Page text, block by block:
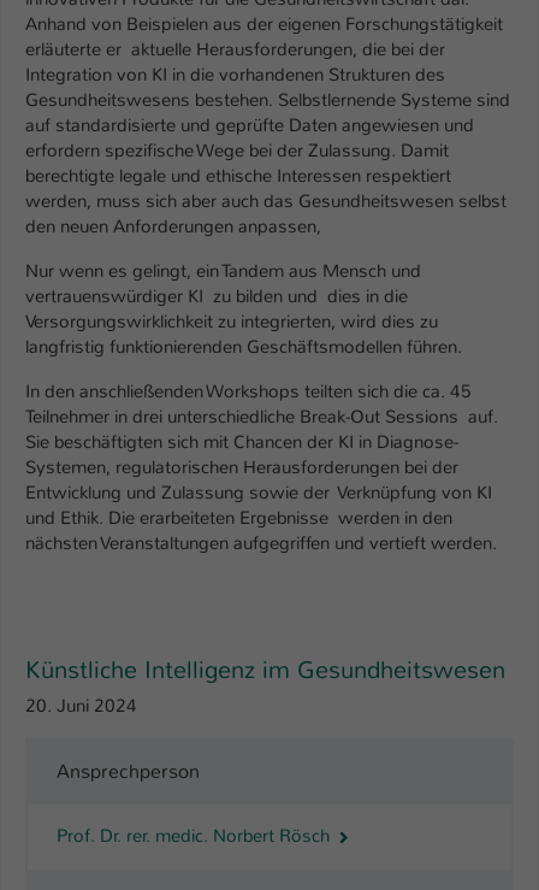
Anhand von Beispielen aus der eigenen Forschungstätigkeit
erläuterte er aktuelle Herausforderungen, die bei der
Integration von KI in die vorhandenen Strukturen des
Gesundheitswesens bestehen. Selbstlernende Systeme sind
auf standardisierte und geprüfte Daten angewiesen und
erfordern spezifische Wege bei der Zulassung. Damit
berechtigte legale und ethische Interessen respektiert
werden, muss sich aber auch das Gesundheitswesen selbst
den neuen Anforderungen anpassen,
Nur wenn es gelingt, ein Tandem aus Mensch und
vertrauenswürdiger KI zu bilden und dies in die
Versorgungswirklichkeit zu integrierten, wird dies zu
langfristig funktionierenden Geschäftsmodellen führen.
In den anschließenden Workshops teilten sich die ca. 45
Teilnehmer in drei unterschiedliche Break-Out Sessions auf.
Sie beschäftigten sich mit Chancen der KI in Diagnose-
Systemen, regulatorischen Herausforderungen bei der
Entwicklung und Zulassung sowie der Verknüpfung von KI
und Ethik. Die erarbeiteten Ergebnisse werden in den
nächsten Veranstaltungen aufgegriffen und vertieft werden.
Künstliche Intelligenz im Gesundheitswesen
20. Juni 2024
Ansprechperson
Prof. Dr. rer. medic. Norbert Rösch
Zweck
Einstellungen. Unter anderem eine zufällig
generierte ID, für die historische
Speicherung Ihrer vorgenommen
Einstellungen, falls der Webseiten-
Betreiber dies eingestellt hat.
Name fe_typo_user / PHPSESSID
TYPO3
Laufzeit 1 Woche
Zweck
Dieses Cookie ist ein Standard-Session-
eines Intranet-Logins die Session-ID. So
kann der eingeloggte Benutzer
wiedererkannt werden und es wird ihm
Zugang zu geschützten Bereichen
gewährt.
Laufzeit 1 Tag
Zweck